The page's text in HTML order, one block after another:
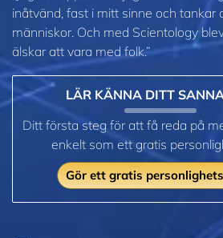
inåtvänd, fast i mitt sinne och tankar
människor. Och med Scientology
älskar att vara med folk.”
LÄR KÄNNA DITT
Ditt första steg för att få reda på
enkelt som ett gratis
Gör ett gratis